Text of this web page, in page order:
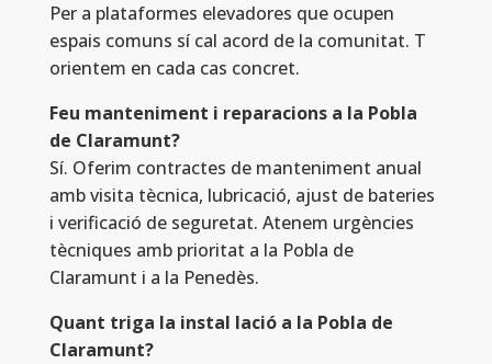
Per a plataformes elevadores que ocupen
espais comuns sí cal acord de la comunitat. T
orientem en cada cas concret.
Feu manteniment i reparacions a la Pobla
de Claramunt?
Sí. Oferim contractes de manteniment anual
amb visita tècnica, lubricació, ajust de bateries
i verificació de seguretat. Atenem urgències
tècniques amb prioritat a la Pobla de
Claramunt i a la Penedès.
Quant triga la instal lació a la Pobla de
Claramunt?